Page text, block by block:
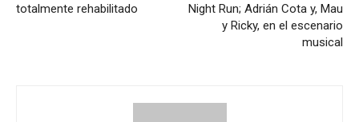
totalmente rehabilitado
Night Run; Adrián Cota y, Mau
y Ricky, en el escenario
musical